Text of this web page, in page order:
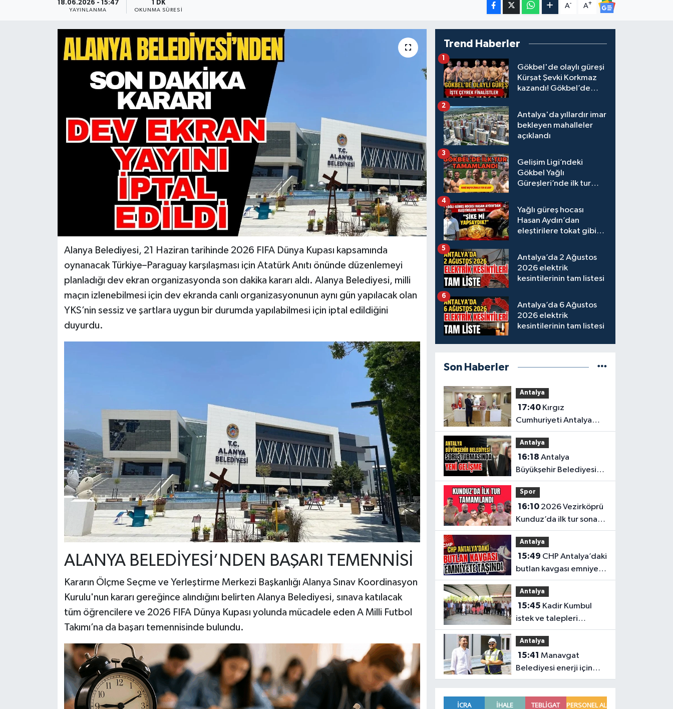
18.06.2026 - 15:47
YAYINLANMA
1 DK
OKUNMA SÜRESI
A- A+
Alanya Belediyesi, 21 Haziran tarihinde 2026 FIFA Dünya Kupası kapsamında
oynanacak Türkiye–Paraguay karşılaşması için Atatürk Anıtı önünde düzenlemeyi
planladığı dev ekran organizasyonda son dakika kararı aldı. Alanya Belediyesi, milli
maçın izlenebilmesi için dev ekranda canlı organizasyonunun aynı gün yapılacak olan
YKS’nin sessiz ve şartlara uygun bir durumda yapılabilmesi için iptal edildiğini
duyurdu.
ALANYA BELEDİYESİ’NDEN BAŞARI TEMENNİSİ
Kararın Ölçme Seçme ve Yerleştirme Merkezi Başkanlığı Alanya Sınav Koordinasyon
Kurulu'nun kararı gereğince alındığını belirten Alanya Belediyesi, sınava katılacak
tüm öğrencilere ve 2026 FIFA Dünya Kupası yolunda mücadele eden A Milli Futbol
Takımı’na da başarı temennisinde bulundu.
Trend Haberler
Gökbel'de olaylı güreşi
Kürşat Şevki Korkmaz
kazandı! Gökbel’de
Gürbüz elendi!
1
Antalya'da yıllardır imar
bekleyen mahalleler
açıklandı
2
Gelişim Ligi’ndeki
Gökbel Yağlı
Güreşleri’nde ilk tur
3
Yağlı güreş hocası
Hasan Aydın’dan
eleştirilere tokat gibi
4
Antalya’da 2 Ağustos
2026 elektrik
kesintilerinin tam listesi
5
Antalya’da 6 Ağustos
2026 elektrik
kesintilerinin tam listesi
6
Son Haberler
Antalya
17:40Kırgız
Cumhuriyeti Antalya
Başkonsolosu’ndan
anlamlı ziyaret
Antalya
16:18
Büyükşehir Belediyesi
soruşturmasında yeni
gelişme
Spor
16:102026 Vezirköprü
Kunduz’da ilk tur sona
erdi. İşte son 64’e kalan
başpehlivanlar
Antalya
15:49
butlan kavgası emniyete
taşındı
Antalya
15:45
istek ve talepleri
yerinde dinledi
Antalya
15:41
Belediyesi enerji için
çalışmaya devam ediyor
Kültür & Sanat
Sağlık & Yaşam